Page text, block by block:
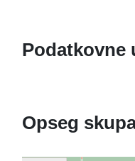
Podatkovne
Opseg